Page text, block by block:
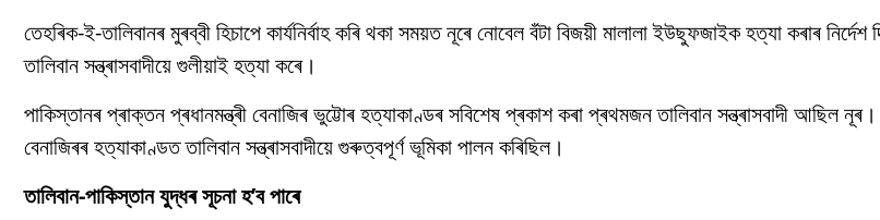
তেহৰিক-ই-তালিবানৰ মুৰব্বী হিচাপে কাৰ্যনিৰ্বাহ কৰি থকা সময়ত নূৰে নোবেল বঁটা বিজয়ী মালালা ইউছুফজাইক হত্যা কৰাৰ
তালিবান সন্ত্ৰাসবাদীয়ে গুলীয়াই হত্যা কৰে।
পাকিস্তানৰ প্ৰাক্তন প্ৰধানমন্ত্ৰী বেনাজিৰ ভুট্টোৰ হত্যাকাণ্ডৰ সবিশেষ প্ৰকাশ কৰা প্ৰথমজন তালিবান সন্ত্ৰাসবাদী আছিল
বেনাজিৰৰ হত্যাকাণ্ডত তালিবান সন্ত্ৰাসবাদীয়ে গুৰুত্বপূৰ্ণ ভূমিকা পালন কৰিছিল।
তালিবান-পাকিস্তান যুদ্ধৰ সূচনা হ’ব পাৰে